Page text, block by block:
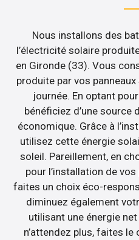
Nous installons des
l’électricité solaire
en Gironde (33). Vous
produite par vos
journée. En optant
bénéficiez d’une source
économique. Grâce à
utilisez cette énergie
soleil. Pareillement, en
pour l’installation de
faites un choix éco-
diminuez également
utilisant une énergie
n’attendez plus, faites le